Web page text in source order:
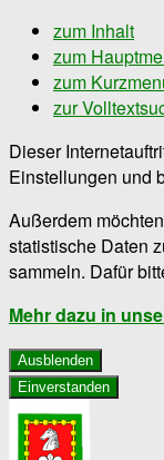
zum Inhalt
zum
zum
zur
Dieser
Einstellungen und
Außerdem
statistische Daten
sammeln. Dafür
Mehr dazu in
Ausblenden
Einverstanden